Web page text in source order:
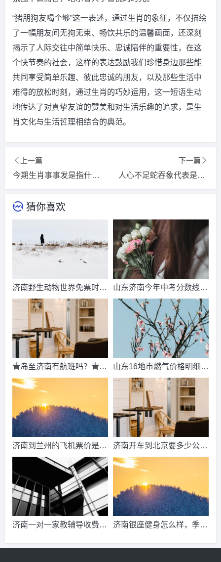
“猪朋狗友喝个够”这一表述，通过生肖的象征，不仅描绘
了一幅朋友间无拘无束、畅饮共乐的温馨画面，还深刻
揭示了人际交往中简单快乐、忠诚陪伴的重要性，在这
个快节奏的社会，这样的表达鼓励我们珍惜身边那些能
共同享受简单乐趣、彼此忠诚的朋友，以及那些生活中
难得的放松时刻，通过生肖的巧妙运用，这一短语生动
地传达了对真挚友谊的赞美和对生活乐趣的追求，是生
肖文化与生活哲理相结合的典范。
上一篇
今期生肖事事发是指什么生肖,打一精选词语释义解释落实
下一篇
人心不足蛇吞象代表是什么生肖，精选词语揭晓释义
猜你喜欢
济南野生动物世界免票时
间？济南动物王国票价？
山东济南今年中考分数线出
来了吗？济南中考总分多
青岛至济南有航班吗？青岛
到济南的高铁票多钱？
山东16地市燃气价格明细？
2021山东天然气费收费标
济南到兰州的飞机票价是多
少？济南到兰州飞机要多
久？
济南开车到北京要多少公
里、时间、过路费、油钱？
济南一对一家教辅导收费情
济南银座健身怎么样，季